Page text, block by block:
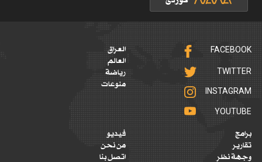
FACEBOOK
TWITTER
INSTAGRAM
YOUTUBE
العراق
العالم
رياضة
منوعات
برامج
تقارير
وجهة نظر
فيديو
من نحن
اتصل بنا